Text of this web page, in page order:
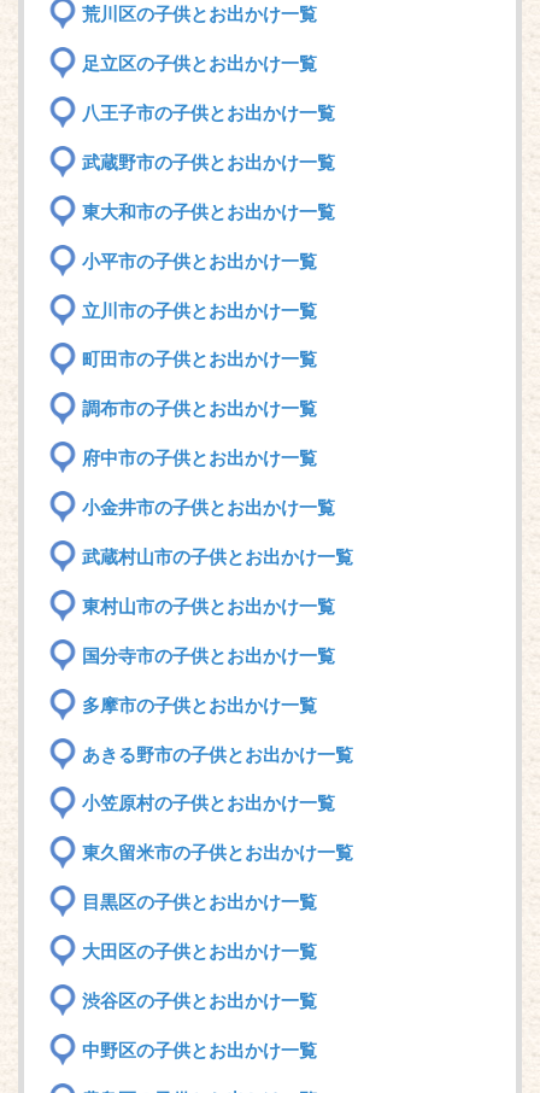
荒川区の子供とお出かけ一覧
足立区の子供とお出かけ一覧
八王子市の子供とお出かけ一覧
武蔵野市の子供とお出かけ一覧
東大和市の子供とお出かけ一覧
小平市の子供とお出かけ一覧
立川市の子供とお出かけ一覧
町田市の子供とお出かけ一覧
調布市の子供とお出かけ一覧
府中市の子供とお出かけ一覧
小金井市の子供とお出かけ一覧
武蔵村山市の子供とお出かけ一覧
東村山市の子供とお出かけ一覧
国分寺市の子供とお出かけ一覧
多摩市の子供とお出かけ一覧
あきる野市の子供とお出かけ一覧
小笠原村の子供とお出かけ一覧
東久留米市の子供とお出かけ一覧
目黒区の子供とお出かけ一覧
大田区の子供とお出かけ一覧
渋谷区の子供とお出かけ一覧
中野区の子供とお出かけ一覧